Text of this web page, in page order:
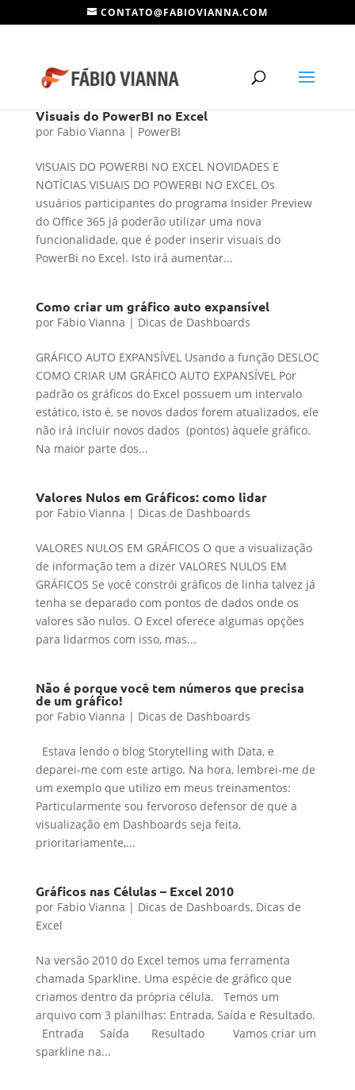
CONTATO@FABIOVIANNA.COM
Visuais do PowerBI no Excel
por Fabio Vianna | PowerBI
VISUAIS DO POWERBI NO EXCEL NOVIDADES E
NOTÍCIAS VISUAIS DO POWERBI NO EXCEL Os
usuários participantes do programa Insider Preview
do Office 365 já poderão utilizar uma nova
funcionalidade, que é poder inserir visuais do
PowerBi no Excel. Isto irá aumentar...
Como criar um gráfico auto expansível
por Fabio Vianna | Dicas de Dashboards
GRÁFICO AUTO EXPANSÍVEL Usando a função DESLOC
COMO CRIAR UM GRÁFICO AUTO EXPANSÍVEL Por
padrão os gráficos do Excel possuem um intervalo
estático, isto é, se novos dados forem atualizados, ele
não irá incluir novos dados (pontos) àquele gráfico.
Na maior parte dos...
Valores Nulos em Gráficos: como lidar
por Fabio Vianna | Dicas de Dashboards
VALORES NULOS EM GRÁFICOS O que a visualização
de informação tem a dizer VALORES NULOS EM
GRÁFICOS Se você constrói gráficos de linha talvez já
tenha se deparado com pontos de dados onde os
valores são nulos. O Excel oferece algumas opções
para lidarmos com isso, mas...
Não é porque você tem números que precisa
de um gráfico!
por Fabio Vianna | Dicas de Dashboards
Estava lendo o blog Storytelling with Data, e
deparei-me com este artigo. Na hora, lembrei-me de
um exemplo que utilizo em meus treinamentos:
Particularmente sou fervoroso defensor de que a
visualização em Dashboards seja feita,
prioritariamente,...
Gráficos nas Células – Excel 2010
por Fabio Vianna | Dicas de Dashboards, Dicas de
Excel
Na versão 2010 do Excel temos uma ferramenta
chamada Sparkline. Uma espécie de gráfico que
criamos dentro da própria célula. Temos um
arquivo com 3 planilhas: Entrada, Saída e Resultado.
Entrada Saída Resultado Vamos criar um
sparkline na...